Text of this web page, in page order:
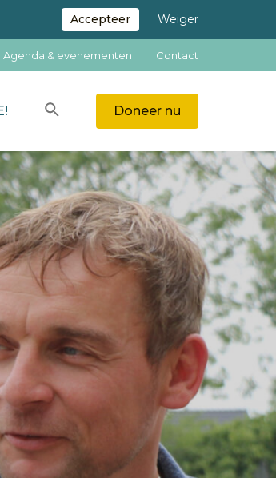
Accepteer Weiger
ZOEKEN Doneer nu
Agenda & evenementen Contact
Zoeken